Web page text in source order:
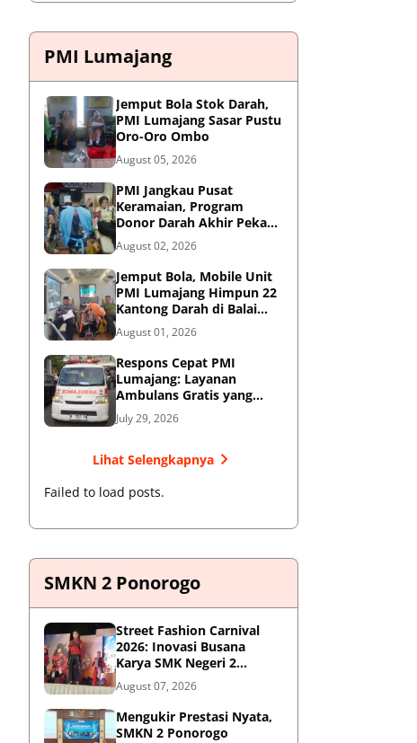
PMI Lumajang
Jemput Bola Stok Darah,
PMI Lumajang Sasar Pustu
Oro-Oro Ombo
August 05, 2026
PMI Jangkau Pusat
Keramaian, Program
Donor Darah Akhir Pekan
di GM Plaza Lumajang
Disambut Antusias
August 02, 2026
Jemput Bola, Mobile Unit
PMI Lumajang Himpun 22
Kantong Darah di Balai
Desa Jatirejo Kunir
August 01, 2026
Respons Cepat PMI
Lumajang: Layanan
Ambulans Gratis yang
Wajib Diketahui Warga
July 29, 2026
Lihat Selengkapnya
Failed to load posts.
SMKN 2 Ponorogo
Street Fashion Carnival
2026: Inovasi Busana
Karya SMK Negeri 2
Ponorogo
August 07, 2026
Mengukir Prestasi Nyata,
SMKN 2 Ponorogo